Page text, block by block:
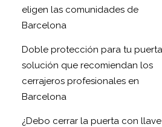
eligen las comunidades de
Barcelona
Doble protección para tu
solución que recomiendan los
cerrajeros profesionales en
Barcelona
¿Debo cerrar la puerta con llave